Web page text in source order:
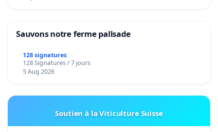
Sauvons notre ferme pallsade
128 signatures
128 Signatures / 7 jours
5 Aug 2026
Soutien à la Viticulture Suisse